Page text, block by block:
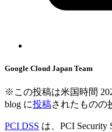
Google Cloud Japan Team
※この投稿は米国時間
blog に投稿されたものの
PCI DSS は、PCI Security